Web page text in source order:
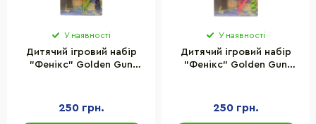
У наявності
Дитячий ігровий набір
"Фенікс" Golden Gun
кулями
250 грн.
У наявності
Дитячий ігровий набір
"Фенікс" Golden Gun
кулями
250 грн.